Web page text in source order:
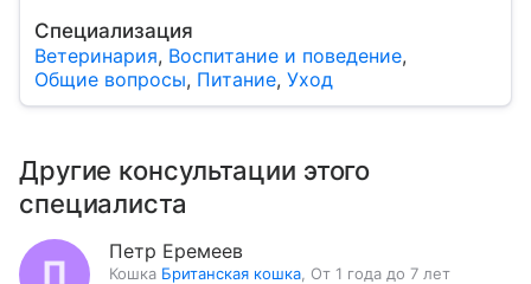
Специализация
Ветеринария, Воспитание и поведение,
Общие вопросы, Питание, Уход
Другие консультации этого
специалиста
Петр Еремеев
Кошка Британская кошка От 1 года до 7 лет